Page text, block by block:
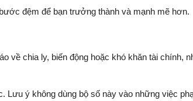
đệm để bạn trưởng thành và mạnh mẽ hơn.
về chia ly, biến động hoặc khó khăn tài chính,
ý không dùng bộ số này vào những việc